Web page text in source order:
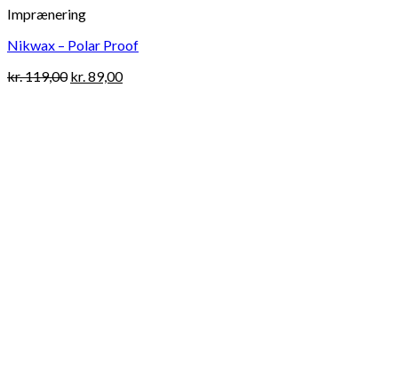
Imprænering
Nikwax – Polar Proof
kr.119,00 Original
kr.89,00Current